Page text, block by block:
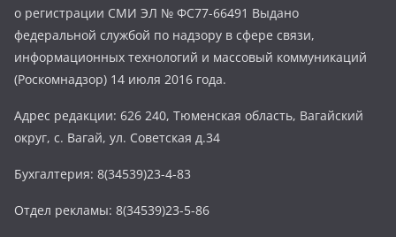
о регистрации СМИ ЭЛ № ФС77-66491 Выдано
федеральной службой по надзору в сфере связи,
информационных технологий и массовый коммуникаций
(Роскомнадзор) 14 июля 2016 года.
Адрес редакции: 626 240, Тюменская область, Вагайский
округ, с. Вагай, ул. Советская д.34
Бухгалтерия: 8(34539)23-4-83
Отдел рекламы: 8(34539)23-5-86